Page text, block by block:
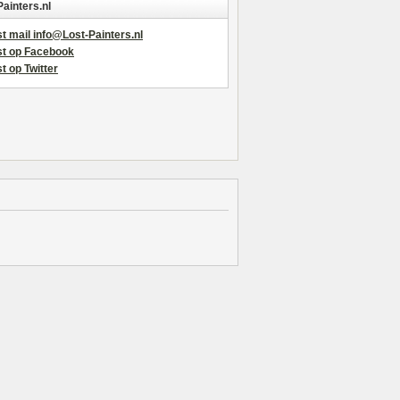
mail info@Lost-Painters.nl
op Facebook
op Twitter